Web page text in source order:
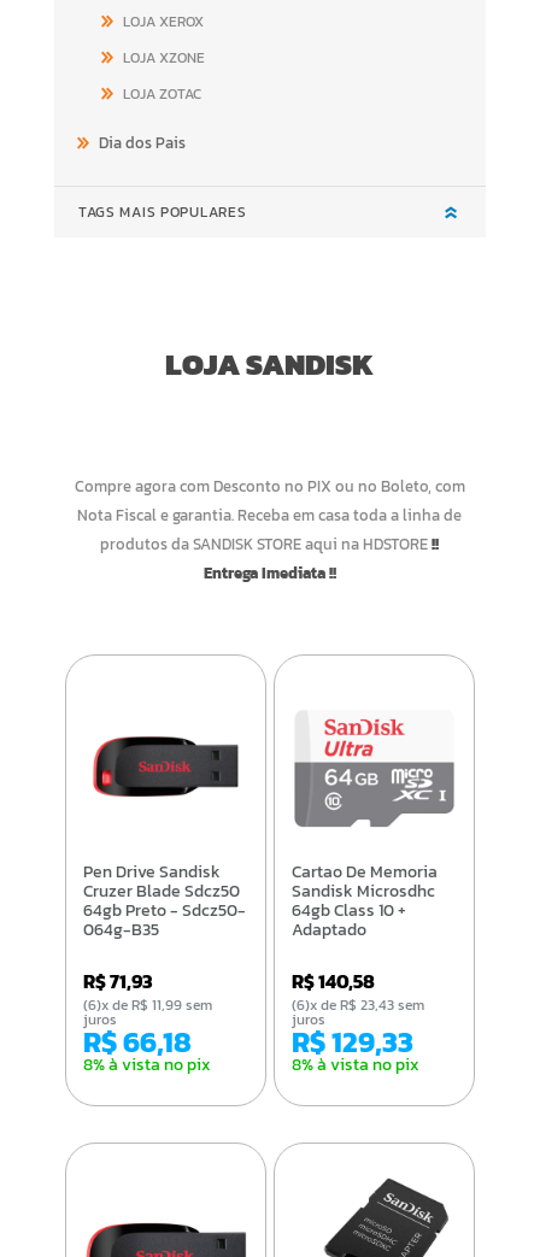
LOJA XEROX
LOJA XZONE
LOJA ZOTAC
Dia dos Pais
TAGS MAIS POPULARES
LOJA SANDISK
Compre agora com Desconto no PIX ou no Boleto, com
Nota Fiscal e garantia. Receba em casa toda a linha de
produtos da SANDISK STORE aqui na HDSTORE!!
Entrega Imediata !!
Pen Drive Sandisk
Cruzer Blade Sdcz50
64gb Preto - Sdcz50-
064g-B35
R$ 71,93
R$ 66,18
8% à vista no pix
(6)x de R$ 11,99 sem
juros
Cartao De Memoria
Sandisk Microsdhc
64gb Class 10 +
Adaptado
R$ 140,58
R$ 129,33
8% à vista no pix
(6)x de R$ 23,43 sem
juros